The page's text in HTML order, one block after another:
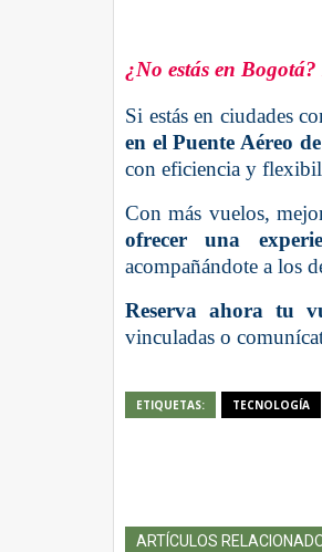
¿No estás en
Si estás en ciudades
en el Puente Aéreo
con eficiencia y
Con más vuelos,
ofrecer una
acompañándote a los
Reserva ahora tu
vinculadas o
ETIQUETAS: TECNOLOGÍA
ARTÍCULOS